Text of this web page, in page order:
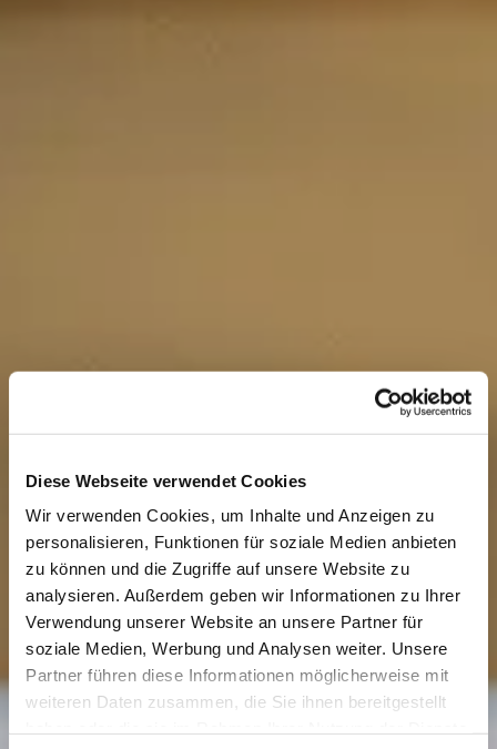
Diese Webseite verwendet Cookies
Wir verwenden Cookies, um Inhalte und Anzeigen zu
personalisieren, Funktionen für soziale Medien anbieten
zu können und die Zugriffe auf unsere Website zu
analysieren. Außerdem geben wir Informationen zu Ihrer
Verwendung unserer Website an unsere Partner für
soziale Medien, Werbung und Analysen weiter. Unsere
Partner führen diese Informationen möglicherweise mit
weiteren Daten zusammen, die Sie ihnen bereitgestellt